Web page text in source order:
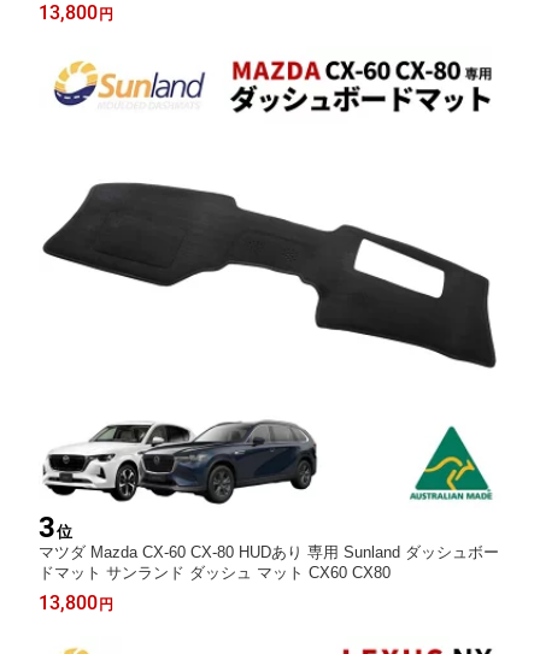
13,800 円
3位
マツダ Mazda CX-60 CX-80 HUDあり 専用 Sunland ダッシュボー
ドマット サンランド ダッシュ マット CX60 CX80
13,800 円